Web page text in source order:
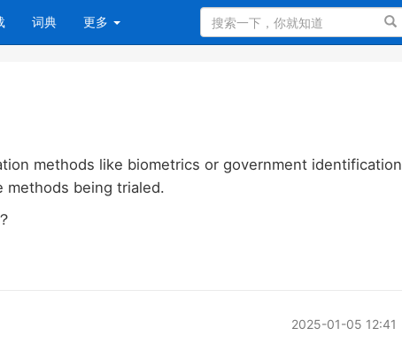
词典 更多 搜索
methods like biometrics or government identification
being trialed.
2025-01-05 12:41